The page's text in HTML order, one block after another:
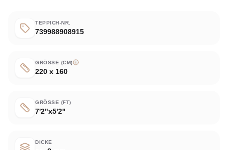
TEPPICH-NR.
739988908915
GRÖSSE (CM)
220 x 160
GRÖSSE (FT)
7'2"x5'2"
DICKE